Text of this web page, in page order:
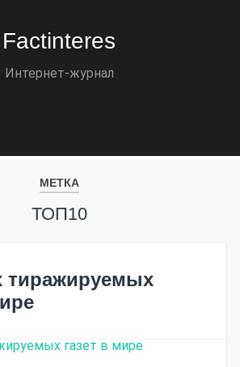
Factinteres
Интернет-журнал
МЕТКА
ТОП10
тиражируемых